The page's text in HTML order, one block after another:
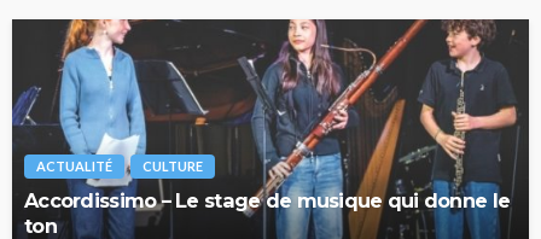
ACTUALITÉ CULTURE
Accordissimo – Le stage de musique qui donne le
ton